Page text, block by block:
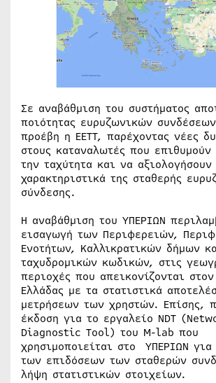
Σε αναβάθμιση του συστήματος
ποιότητας ευρυζωνικών συνδέσεων
προέβη η ΕΕΤΤ, παρέχοντας νέες
στους καταναλωτές που
την ταχύτητα και να αξιολογήσουν
χαρακτηριστικά της σταθερής
σύνδεσης.
Η αναβάθμιση του YΠΕΡΙΩΝ
εισαγωγή των Περιφερειών,
Ενοτήτων, Καλλικρατικών δήμων
ταχυδρομικών κωδικών, στις
περιοχές που απεικονίζονται
Ελλάδας με τα στατιστικά
μετρήσεων των χρηστών. Επίσης,
έκδοση για το εργαλείο NDT
Diagnostic Tool) του Μ-lab που
χρησιμοποιείται στο YΠΕΡΙΩΝ για
των επιδόσεων των σταθερών
λήψη στατιστικών στοιχείων.